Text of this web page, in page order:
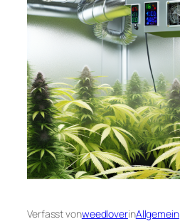
Verfasst vonweedloverinAllgemein